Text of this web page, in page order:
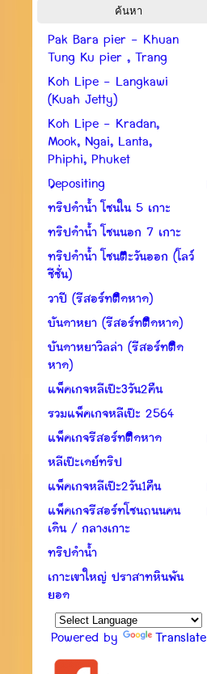
Pak Bara pier - Khuan
Tung Ku pier , Trang
Koh Lipe - Langkawi
(Kuah Jetty)
Koh Lipe - Kradan,
Mook, Ngai, Lanta,
Phiphi, Phuket
Depositing
ทริปดำน้ำ โซนใน 5 เกาะ
ทริปดำน้ำ โซนนอก 7 เกาะ
ทริปดำน้ำ โซนตะวันออก (โลว์
ซีซั่น)
วาปี (รีสอร์ทติดหาด)
บันดาหยา (รีสอร์ทติดหาด)
บันดาหยาวิลล่า (รีสอร์ทติด
หาด)
แพ็คเกจหลีเป๊ะ3วัน2คืน
รวมแพ็คเกจหลีเป๊ะ 2564
แพ็คเกจรีสอร์ทติดหาด
หลีเป๊ะเดย์ทริป
แพ็คเกจหลีเป๊ะ2วัน1คืน
แพ็คเกจรีสอร์ทโซนถนนคน
เดิน / กลางเกาะ
ทริปดำน้ำ
เกาะเขาใหญ่ ปราสาทหินพัน
ยอด
Powered by
Translate